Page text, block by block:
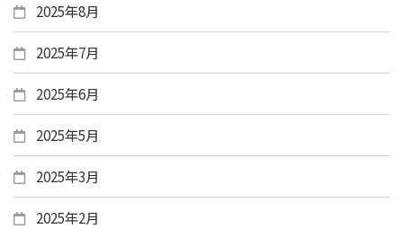
2025年8月
2025年7月
2025年6月
2025年5月
2025年3月
2025年2月